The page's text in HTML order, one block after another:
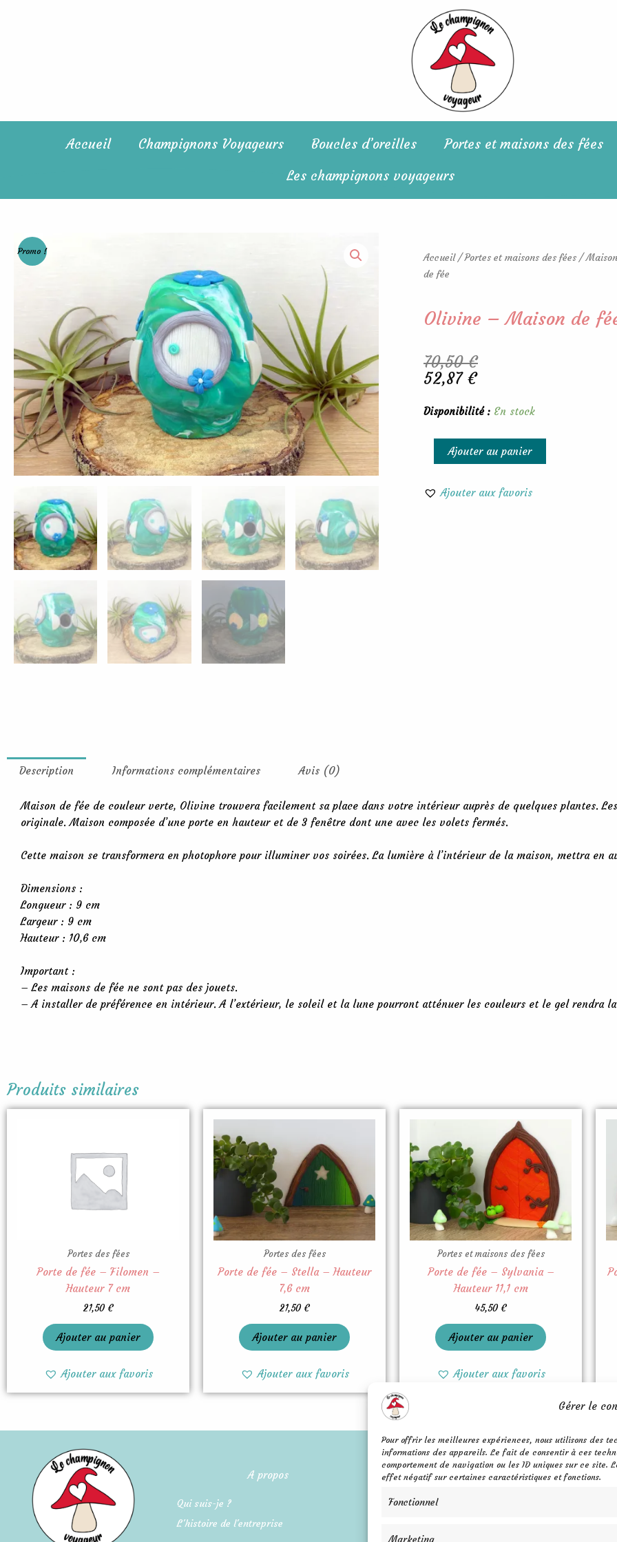
Gérer le
Pour offrir les meilleures expériences, nous utilisons des
informations des appareils. Le fait de consentir à ces
comportement de navigation ou les ID uniques sur ce
effet négatif sur certaines caractéristiques et fonctions.
Fonctionnel
Marketing
Accueil Champignons Voyageurs Boucles d’oreilles
Portes et maisons des fées
Les champignons voyageurs
Promo !
Accueil/Portes et maisons des fées /
de fée
Olivine – Maison de
70,50€
Le
prix
était :
52,87 €
Le
prix
est :
Disponibilité : En stock
quantité
Olivine
de
Ajouter au panier
Ajouter aux favoris
Description Informations complémentaires Avis (0)
Maison de fée de couleur verte, Olivine trouvera facilement sa place dans votre intérieur auprès de quelques plantes.
originale. Maison composée d’une porte en hauteur et de 3 fenêtre dont une avec les volets fermés.
Cette maison se transformera en photophore pour illuminer vos soirées. La lumière à l’intérieur de la maison, mettra en
Dimensions :
Longueur : 9 cm
Largeur : 9 cm
Hauteur : 10,6 cm
Important :
– Les maisons de fée ne sont pas des jouets.
– A installer de préférence en intérieur. A l’extérieur, le soleil et la lune pourront atténuer les couleurs et le gel rendra
Produits similaires
Portes des fées
Porte de fée – Filomen –
Hauteur 7 cm
21,50€
Ajouter au panier
Ajouter aux favoris
Portes des fées
Porte de fée – Stella – Hauteur
7,6 cm
21,50€
Ajouter au panier
Ajouter aux favoris
Portes et maisons des fées
Porte de fée – Sylvania –
Hauteur 11,1 cm
45,50€
Ajouter au panier
Ajouter aux favoris
A propos
Qui suis-je ?
L'histoire de l'entreprise
Mentions légales
Confidentialité